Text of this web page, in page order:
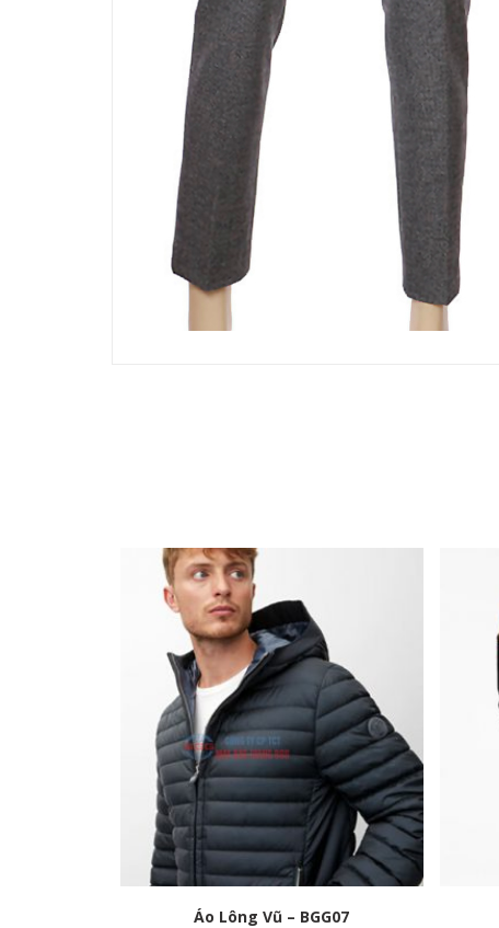
Áo Lông Vũ – BGG07